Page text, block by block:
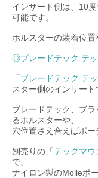
インサート側は、10
可能です。
ホルスターの装着位置
◎ブレードテック テ
「 ブレードテック テ
スター側のインサート
ブレードテック、ブ
るホルスターや、
穴位置さえ合えばポー
別売りの「 テックマ
で、
ナイロン製のMolleポ